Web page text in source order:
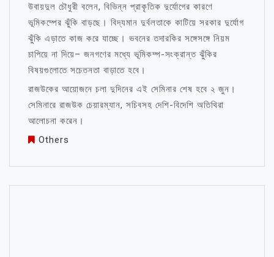
উবায়দুল চৌধুরী বলেন, বিভিন্ন প্রাকৃতিক দুর্যোগের কারণে
ভূমিকম্পের ঝুঁকি বাড়ছে। বিদ্যমান দুর্বলতাকে কাটিয়ে সরকার দুর্যোগ
ঝুঁকি এড়াতে কাজ করে যাচ্ছে। ভবনের তদারকির সঙ্গেসঙ্গে নিয়ম
চাপিয়ে না দিয়ে– জনগণের মধ্যে ভূমিকম্প-সংক্রান্ত ঝুঁকির
বিষয়গুলোতে সচেতনতা বাড়াতে হবে।
রাজউকের আয়োজনে চলা দুদিনের এই সেমিনার শেষ হবে ২ জুন।
সেমিনারে রাজউক চেয়ারম্যান, সচিবসহ দেশি-বিদেশি অতিথিরা
আলোচনা করেন।
Others